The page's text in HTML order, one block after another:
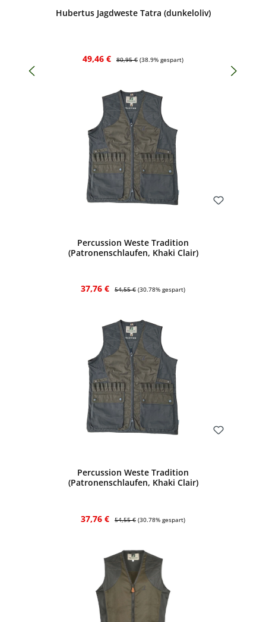
Hubertus Jagdweste Tatra (dunkeloliv)
Verkaufspreis:
49,46 € Regulärer Preis:
80,95 € (38.9% gespart)
Percussion Weste Tradition
(Patronenschlaufen, Khaki Clair)
Verkaufspreis:
37,76 € Regulärer Preis:
54,55 € (30.78% gespart)
Percussion Weste Tradition
(Patronenschlaufen, Khaki Clair)
Verkaufspreis:
37,76 € Regulärer Preis:
54,55 € (30.78% gespart)